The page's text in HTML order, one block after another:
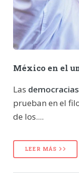
México en el
Las democracias
prueban en el
de los....
LEER MÁS